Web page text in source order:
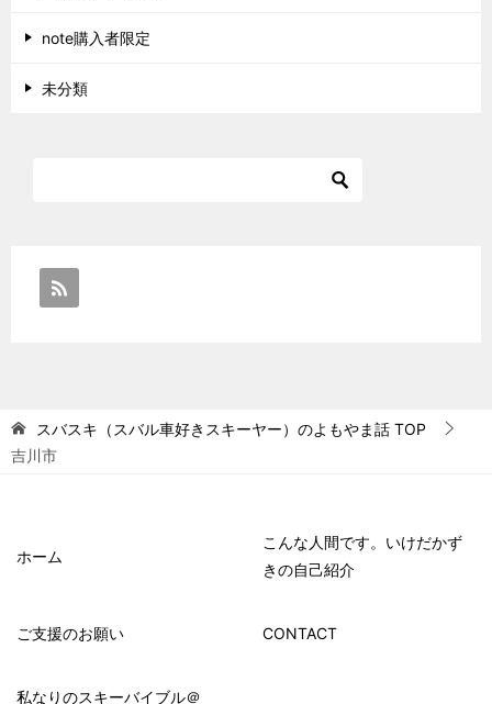
note購入者限定
未分類
スバスキ（スバル車好きスキーヤー）のよもやま話 TOP
吉川市
ホーム
こんな人間です。いけだかず
きの自己紹介
ご支援のお願い CONTACT
私なりのスキーバイブル＠